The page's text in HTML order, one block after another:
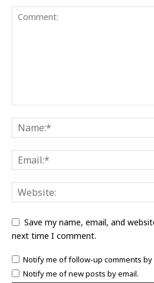
Save my name, email, and
next time I comment.
Notify me of follow-up comments by
Notify me of new posts by email.